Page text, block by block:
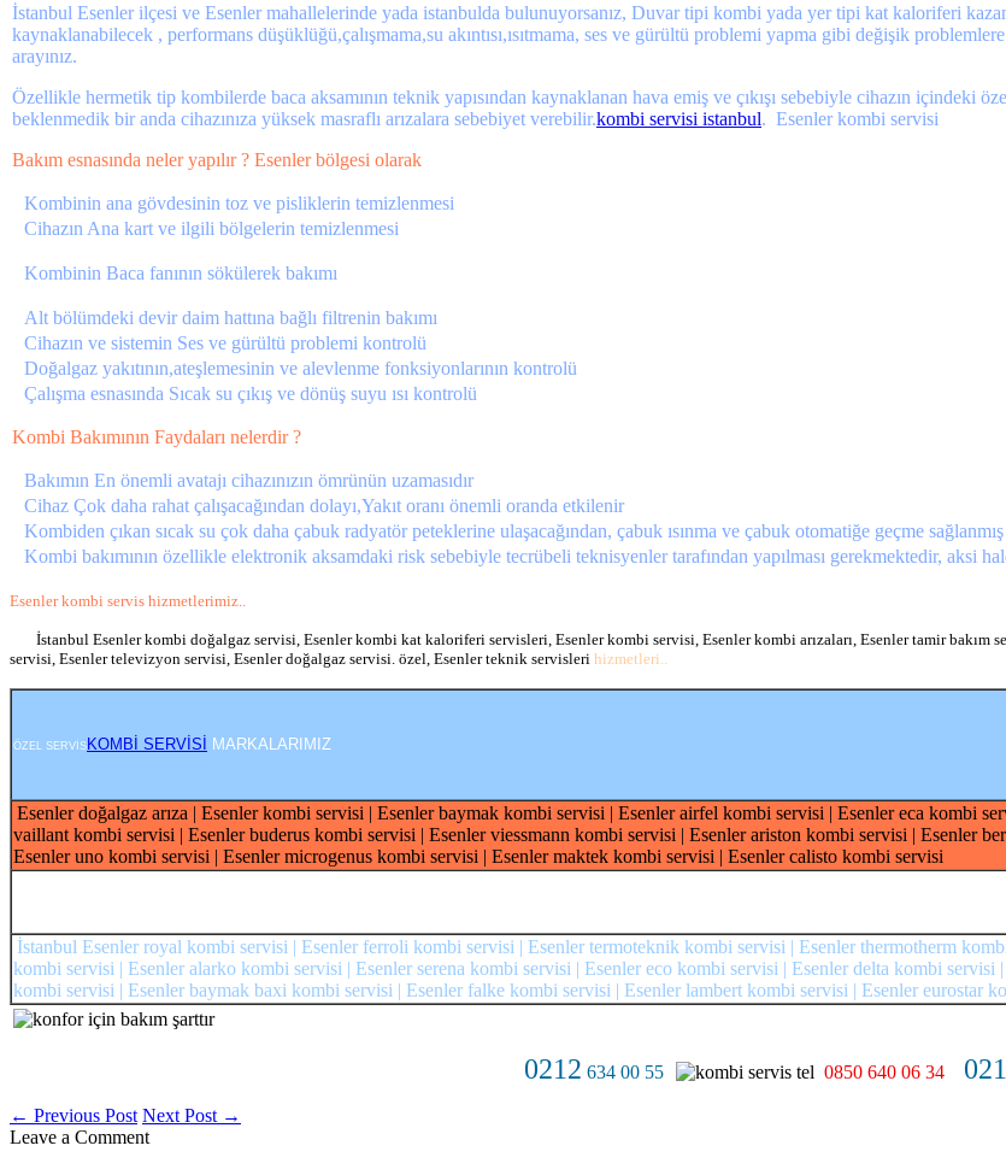
İstanbul Esenler ilçesi ve Esenler mahallelerinde yada istanbulda bulunuyorsanız, Duvar tipi kombi yada yer tipi kat kaloriferi
kaynaklanabilecek , performans düşüklüğü,çalışmama,su akıntısı,ısıtmama, ses ve gürültü problemi yapma gibi değişik
arayınız.
Özellikle hermetik tip kombilerde baca aksamının teknik yapısından kaynaklanan hava emiş ve çıkışı sebebiyle cihazın
beklenmedik bir anda cihazınıza yüksek masraflı arızalara sebebiyet verebilir.kombi servisi istanbul. Esenler kombi servisi
Bakım esnasında neler yapılır ? Esenler bölgesi olarak
Kombinin ana gövdesinin toz ve pisliklerin temizlenmesi
Cihazın Ana kart ve ilgili bölgelerin temizlenmesi
Kombinin Baca fanının sökülerek bakımı
Alt bölümdeki devir daim hattına bağlı filtrenin bakımı
Cihazın ve sistemin Ses ve gürültü problemi kontrolü
Doğalgaz yakıtının,ateşlemesinin ve alevlenme fonksiyonlarının kontrolü
Çalışma esnasında Sıcak su çıkış ve dönüş suyu ısı kontrolü
Kombi Bakımının Faydaları nelerdir ?
Bakımın En önemli avatajı cihazınızın ömrünün uzamasıdır
Cihaz Çok daha rahat çalışacağından dolayı,Yakıt oranı önemli oranda etkilenir
Kombiden çıkan sıcak su çok daha çabuk radyatör peteklerine ulaşacağından, çabuk ısınma ve çabuk otomatiğe geçme
Kombi bakımının özellikle elektronik aksamdaki risk sebebiyle tecrübeli teknisyenler tarafından yapılması gerekmektedir, aksi
Esenler kombi servis hizmetlerimiz..
İstanbul Esenler kombi doğalgaz servisi, Esenler kombi kat kaloriferi servisleri, Esenler kombi servisi, Esenler kombi arızaları, Esenler tamir bakım
servisi, Esenler televizyon servisi, Esenler doğalgaz servisi. özel, Esenler teknik servisleri hizmetleri..
ÖZEL SERVİS KOMBİ SERVİSİ MARKALARIMIZ
Esenler doğalgaz arıza | Esenler kombi servisi | Esenler baymak kombi servisi | Esenler airfel kombi servisi | Esenler eca kombi
vaillant kombi servisi | Esenler buderus kombi servisi | Esenler viessmann kombi servisi | Esenler ariston kombi servisi | Esenler
Esenler uno kombi servisi | Esenler microgenus kombi servisi | Esenler maktek kombi servisi | Esenler calisto kombi servisi
İstanbul Esenler royal kombi servisi | Esenler ferroli kombi servisi | Esenler termoteknik kombi servisi | Esenler thermotherm
kombi servisi | Esenler alarko kombi servisi | Esenler serena kombi servisi | Esenler eco kombi servisi | Esenler delta kombi
kombi servisi | Esenler baymak baxi kombi servisi | Esenler falke kombi servisi | Esenler lambert kombi servisi | Esenler eurostar
0212 634 00 55 0850 640 06 34
← Previous Post Next Post →
Leave a Comment